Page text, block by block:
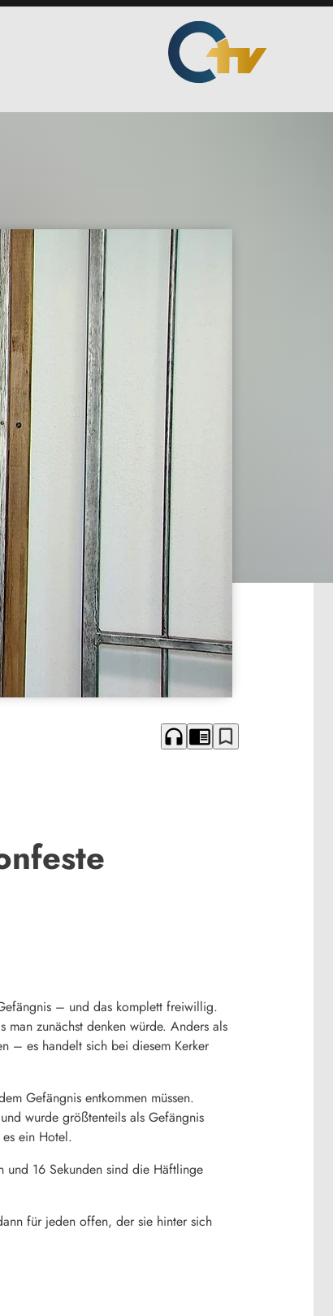
headphones chrome_reader_mode bookmark_border
– und das komplett freiwillig.
zunächst denken würde. Anders als
– es handelt sich bei diesem Kerker
Gefängnis entkommen müssen.
wurde größtenteils als Gefängnis
ein Hotel.
16 Sekunden sind die Häftlinge
für jeden offen, der sie hinter sich